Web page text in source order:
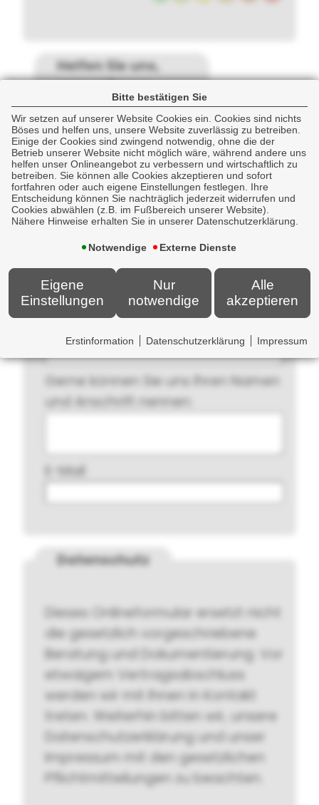
Bitte bestätigen Sie
Wir setzen auf unserer Website Cookies ein. Cookies sind nichts
Böses und helfen uns, unsere Website zuverlässig zu betreiben.
Einige der Cookies sind zwingend notwendig, ohne die der
Betrieb unserer Website nicht möglich wäre, während andere uns
helfen unser Onlineangebot zu verbessern und wirtschaftlich zu
betreiben. Sie können alle Cookies akzeptieren und sofort
fortfahren oder auch eigene Einstellungen festlegen. Ihre
Entscheidung können Sie nachträglich jederzeit widerrufen und
Cookies abwählen (z.B. im Fußbereich unserer Website).
Nähere Hinweise erhalten Sie in unserer Datenschutzerklärung.
Notwendige Externe Dienste
Eigene
Einstellungen
Nur
notwendige
Alle
akzeptieren
Erstinformation Datenschutzerklärung Impressum
Helfen Sie uns,
uns weiter zu
verbessern
Wenn Sie mit der
Schadenbearbeitung nicht
zufrieden waren, was waren die
Gründe?
Gibt es sonst noch etwas, das Sie
uns gerne sagen möchten?
Gerne können Sie uns Ihren Namen
und Anschrift nennen:
E-Mail
Datenschutz
Dieses Onlineformular ersetzt nicht
die gesetzlich vorgeschriebene
Beratung und Dokumentierung. Vor
etwaigem Vertragsabschluss
werden wir mit Ihnen in Kontakt
treten. Weiterhin bitten wir, unsere
Datenschutzerklärung und unser
Impressum mit den gesetzlichen
Pflichtmitteilungen zu beachten.